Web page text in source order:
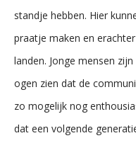
standje hebben. Hier
praatje maken en
landen. Jonge mensen
ogen zien dat de
zo mogelijk nog
dat een volgende